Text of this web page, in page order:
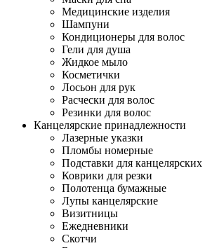
Медицинские изделия
Шампуни
Кондиционеры для волос
Гели для душа
Жидкое мыло
Косметички
Лосьон для рук
Расчески для волос
Резинки для волос
Канцелярские принадлежности
Лазерные указки
Пломбы номерные
Подставки для
Коврики для резки
Полотенца бумажные
Лупы канцелярские
Визитницы
Ежедневники
Скотчи